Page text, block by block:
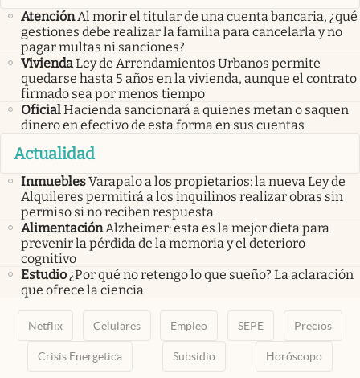
AtenciónAl morir el titular de una cuenta bancaria, ¿qué
gestiones debe realizar la familia para cancelarla y no
pagar multas ni sanciones?
ViviendaLey de Arrendamientos Urbanos permite
quedarse hasta 5 años en la vivienda, aunque el contrato
firmado sea por menos tiempo
OficialHacienda sancionará a quienes metan o saquen
dinero en efectivo de esta forma en sus cuentas
Actualidad
InmueblesVarapalo a los propietarios: la nueva Ley de
Alquileres permitirá a los inquilinos realizar obras sin
permiso si no reciben respuesta
AlimentaciónAlzheimer: esta es la mejor dieta para
prevenir la pérdida de la memoria y el deterioro
cognitivo
Estudio¿Por qué no retengo lo que sueño? La aclaración
que ofrece la ciencia
Netflix Celulares Empleo SEPE Precios
Crisis Energetica Subsidio Horóscopo